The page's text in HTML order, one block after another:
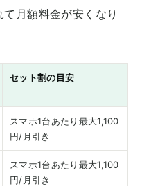
月額料金が安くなり
セット割の目安
スマホ1台あたり最大1,100
円/月引き
スマホ1台あたり最大1,100
円/月引き